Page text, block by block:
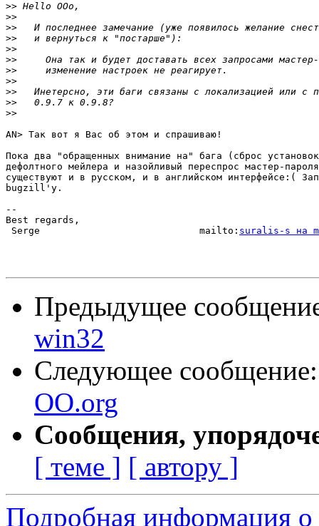
>>
>>
>>
>>
>>
>>
>>
>>
>>
>>
>>
AN> Так вот я Вас об этом и спрашиваю!
Пока два "обращенных внимание на" бага (сброс установок
дефолтного мейлера и назойливый переспрос мастер-
существуют и в русском, и в английском интерфейсе:(
bugzill'у.
--
Best regards,
Serge                            mailto: suralis-s на
Предыдущее
win32
Следующее
OO.org
Сообщения,
[ теме ] [ автору ]
Подробная информация о